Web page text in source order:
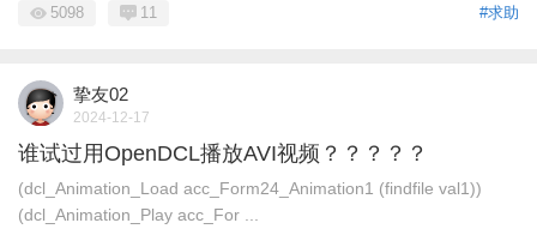
#求助
5098 11
挚友02
2024-12-17
谁试过用OpenDCL播放AVI视频？？？？？
(dcl_Animation_Load acc_Form24_Animation1 (findfile val1))
(dcl_Animation_Play acc_For ...